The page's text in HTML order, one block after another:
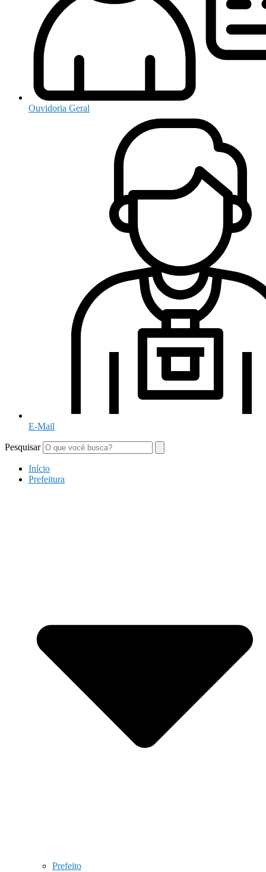
Ouvidoria Geral
E-Mail
Pesquisar
Início
Prefeitura
Prefeito